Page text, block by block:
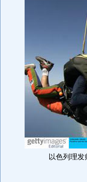
以色列理